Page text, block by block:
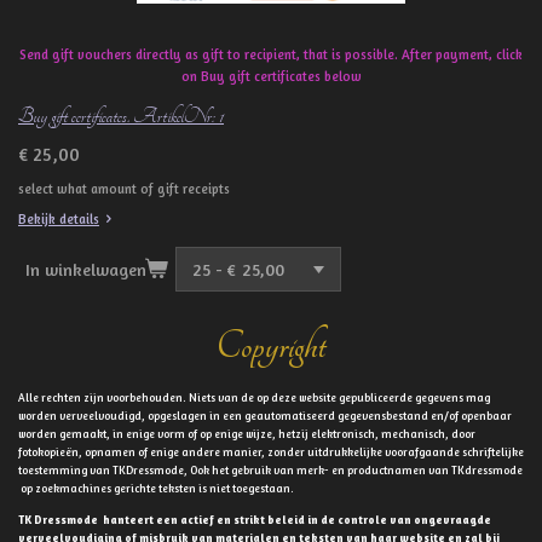
Send gift vouchers directly as gift to recipient, that is possible. After payment, click
on Buy gift certificates below
Buy gift certificates. ArtikelNr: 1
€ 25,00
select what amount of gift receipts
Bekijk details
In winkelwagen
Copyright
Alle rechten zijn voorbehouden. Niets van de op deze website gepubliceerde gegevens mag
worden verveelvoudigd, opgeslagen in een geautomatiseerd gegevensbestand en/of openbaar
worden gemaakt, in enige vorm of op enige wijze, hetzij elektronisch, mechanisch, door
fotokopieën, opnamen of enige andere manier, zonder uitdrukkelijke voorafgaande schriftelijke
toestemming van TKDressmode, Ook het gebruik van merk- en productnamen van TKdressmode
op zoekmachines gerichte teksten is niet toegestaan.
TK Dressmode hanteert een actief en strikt beleid in de controle van ongevraagde
verveelvoudiging of misbruik van materialen en teksten van haar website en zal bij